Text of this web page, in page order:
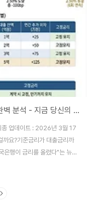
금리 변동이 내 대출에 미치는 영향 완벽 분석 - 지금 당신의 이자가 바뀌고 있습니다
업데이트 : 2026년 3월 17
까요?기준금리가 대출금리까
은행이 금리를 올렸다"는 뉴
기는지 막연하게만 느끼십니
를 기준으로 자금을 조달합니